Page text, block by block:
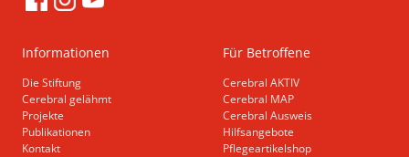
Informationen
Die Stiftung
Cerebral gelähmt
Projekte
Publikationen
Kontakt
Für Betroffene
Cerebral AKTIV
Cerebral MAP
Cerebral Ausweis
Hilfsangebote
Pflegeartikelshop